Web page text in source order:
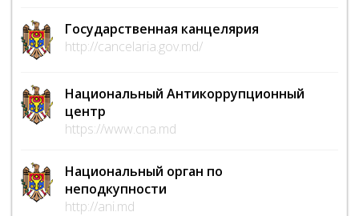
Государственная канцелярия
http://cancelaria.gov.md/
Национальный Антикоррупционный
центр
https://www.cna.md
Национальный орган по
неподкупности
http://ani.md